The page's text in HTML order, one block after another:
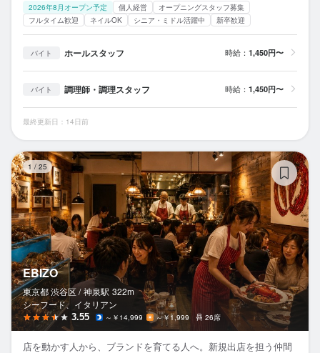
2026年8月オープン予定 個人経営
オープニングスタッフ募集
フルタイム歓迎
ネイルOK シニア・ミドル活躍中 新卒歓迎
バイト ホールスタッフ 時給： 1,450円〜
バイト 調理師・調理スタッフ 時給： 1,450円〜
最終更新日：14日前
1 / 25
EBIZO
東京都 渋谷区 / 神泉駅 322m
シーフード、イタリアン
3.55 ～￥14,999 ～￥1,999 26席
店を動かす人から、ブランドを育てる人へ。新規出店を担う仲間